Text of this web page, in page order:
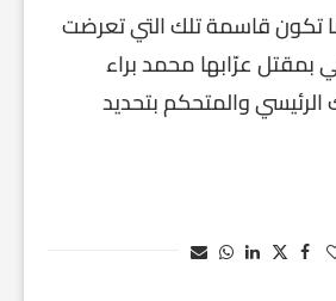
تكون قاسمة تلك التي تعرضت
بمقتل عرّابها محمد براء
الرئيسي والمتحكم بتحديد